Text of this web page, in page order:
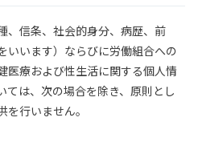
、信条、社会的身分、病歴、前
いいます）ならびに労働組合への
医療および性生活に関する個人情
ては、次の場合を除き、原則とし
行いません。